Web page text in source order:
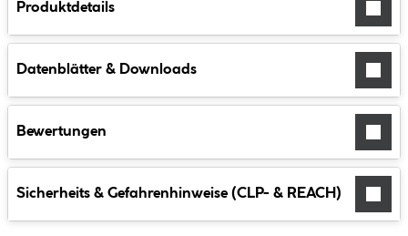
Produktdetails
Datenblätter & Downloads
Bewertungen
Sicherheits & Gefahrenhinweise (CLP- & REACH)